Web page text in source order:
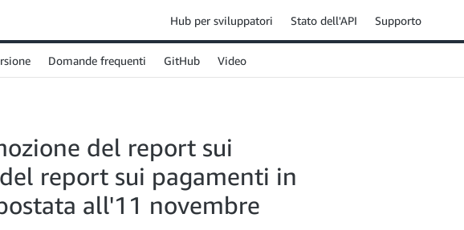
Hub per sviluppatori Stato dell'API Supporto
Domande frequenti GitHub Video
del report sui
report sui pagamenti in
all'11 novembre